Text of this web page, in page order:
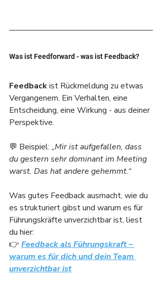
Was ist Feedforward - was ist Feedback?
Feedback ist Rückmeldung zu etwas
Vergangenem. Ein Verhalten, eine
Entscheidung, eine Wirkung - aus deiner
Perspektive.
💬 Beispiel: „Mir ist aufgefallen, dass
du gestern sehr dominant im Meeting
warst. Das hat andere gehemmt.“
Was gutes Feedback ausmacht, wie du
es strukturiert gibst und warum es für
Führungskräfte unverzichtbar ist, liest
du hier:
👉 Feedback als Führungskraft –
warum es für dich und dein Team
unverzichtbar ist